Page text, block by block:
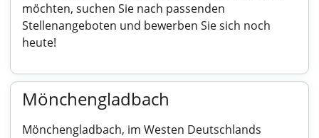
möchten, suchen Sie nach passenden
Stellenangeboten und bewerben Sie sich noch
heute!
Mönchengladbach
Mönchengladbach, im Westen Deutschlands